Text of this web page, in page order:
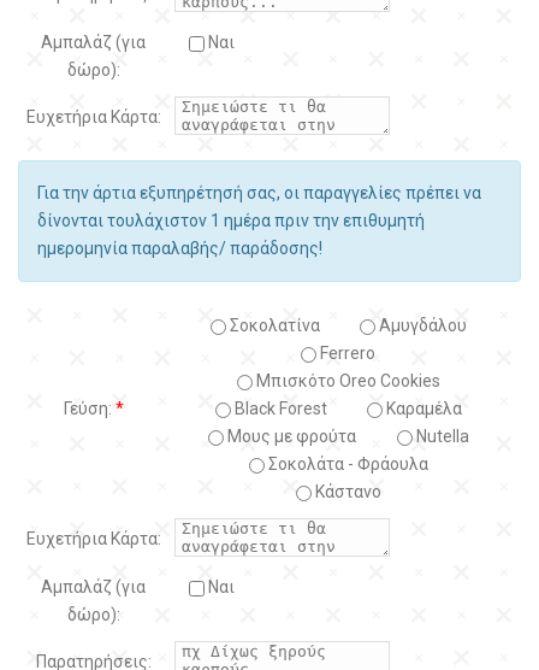
Αμπαλάζ (για
δώρο):
Ναι
Ευχετήρια Κάρτα:
Για την άρτια εξυπηρέτησή σας, οι παραγγελίες πρέπει να
δίνονται τουλάχιστον 1 ημέρα πριν την επιθυμητή
ημερομηνία παραλαβής/ παράδοσης!
Γεύση: *
Σοκολατίνα
Αμυγδάλου
Ferrero
Μπισκότο Oreo Cookies
Black Forest
Kαραμέλα
Μους με φρούτα
Nutella
Σοκολάτα - Φράουλα
Κάστανο
Ευχετήρια Κάρτα:
Αμπαλάζ (για
δώρο):
Ναι
Παρατηρήσεις: